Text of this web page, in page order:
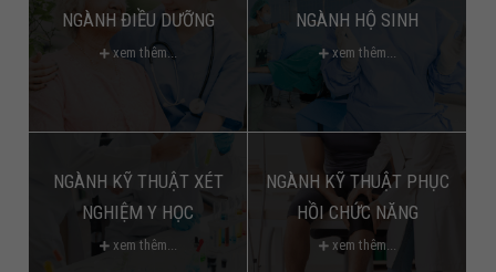
NGÀNH ĐIỀU DƯỠNG
xem thêm...
NGÀNH HỘ SINH
xem thêm...
NGÀNH KỸ THUẬT XÉT
NGHIỆM Y HỌC
xem thêm...
NGÀNH KỸ THUẬT PHỤC
HỒI CHỨC NĂNG
xem thêm...